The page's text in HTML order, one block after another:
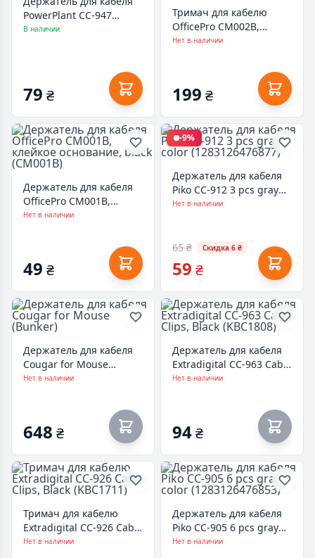
PowerPlant CC-947
(Black) * 2 (CA910434)
В наличии
79 ₴
Тримач для кабелю
OfficePro CM002B,
magnetic clasp,
Нет в наличии
199 ₴
Держатель для кабеля
OfficePro CM001B,
клейкое основание,
Нет в наличии
49 ₴
-9%
Держатель для кабеля
Piko CC-912 3 pcs gray
color (1283126476877)
Нет в наличии
65 ₴ Скидка 6 ₴
59 ₴
Держатель для кабеля
Cougar for Mouse
(Bunker)
Нет в наличии
648 ₴
Держатель для кабеля
Extradigital CC-963 Cable
Clips, Black (KBC1808)
Нет в наличии
94₴
Тримач для кабелю
Extradigital CC-926 Cable
Clips, Black (KBC1711)
Нет в наличии
Держатель для кабеля
Piko CC-905 6 pcs gray
color (1283126476853)
Нет в наличии